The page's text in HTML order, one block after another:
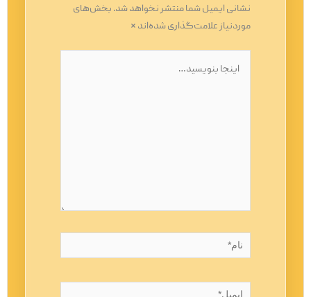
نشانی ایمیل شما منتشر نخواهد شد.بخش‌های
موردنیاز علامت‌گذاری شده‌اند*
بنویسید…
ایمیل*